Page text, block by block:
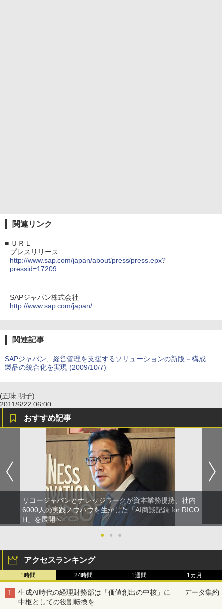
関連リンク
■ ＵＲＬ
プレスリリース
http://www.sap.com/japan/about/press/press.epx?
pressid=17209
SAPジャパン株式会社
http://www.sap.com/japan/
関連記事
SAPジャパン、経営管理を支援するソリューションの新版－構成
製品の統合化を実現 (2009/10/7)
(五味 明子)
2011/6/22 06:00
おすすめ記事
リコージャパンとナレッジワークが資本業務提携、社内
6000人の実践ノウハウを生かした「AI商談記録 for RICO
H」を展開へ
●
● ●
アクセスランキング
1時間 24時間 1週間 1カ月
生成AI時代の経理財務部は「価値創出の中核」に――データ集約
中枢としての役割転換を